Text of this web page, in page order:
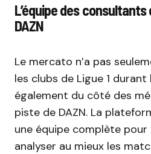
L’équipe des
DAZN
Le mercato n’a pas
les clubs de Ligue 1 durant
également du côté des
piste de DAZN. La
une équipe complète
analyser au mieux les